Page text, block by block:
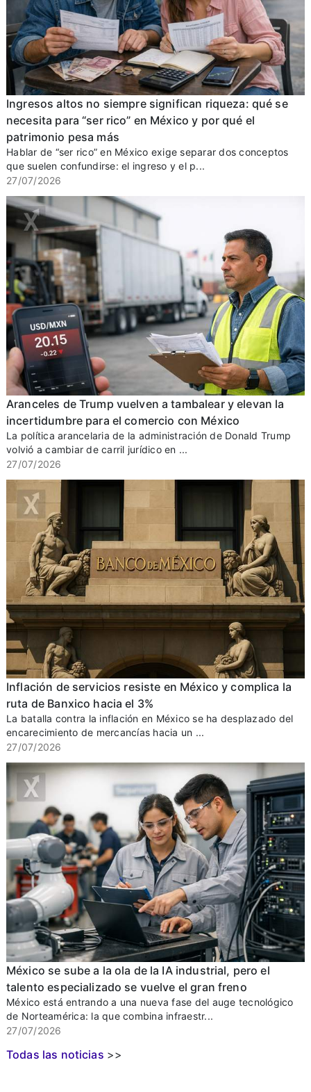
Ingresos altos no siempre significan riqueza: qué se
necesita para “ser rico” en México y por qué el
patrimonio pesa más
Hablar de “ser rico” en México exige separar dos conceptos
que suelen confundirse: el ingreso y el p...
27/07/2026
Aranceles de Trump vuelven a tambalear y elevan la
incertidumbre para el comercio con México
La política arancelaria de la administración de Donald Trump
volvió a cambiar de carril jurídico en ...
27/07/2026
Inflación de servicios resiste en México y complica la
ruta de Banxico hacia el 3%
La batalla contra la inflación en México se ha desplazado del
encarecimiento de mercancías hacia un ...
27/07/2026
México se sube a la ola de la IA industrial, pero el
talento especializado se vuelve el gran freno
México está entrando a una nueva fase del auge tecnológico
de Norteamérica: la que combina infraestr...
27/07/2026
Todas las noticias >>